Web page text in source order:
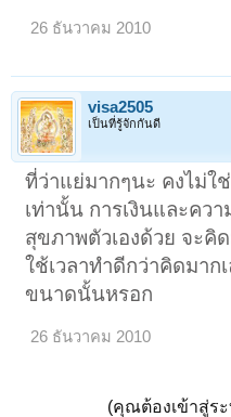
26 ธันวาคม 2010
visa2505
เป็นที่รู้จักกันดี
ที่ว่าแย่มากๆนะ คงไม่ใ
เท่านั้น การเงินและคว
สุขภาพตัวเองด้วย จะคิ
ใช้เวลาทำดีกว่าคิดมาก
ขนาดนั้นหรอก
26 ธันวาคม 2010
(คุณต้องเข้าสู่ร